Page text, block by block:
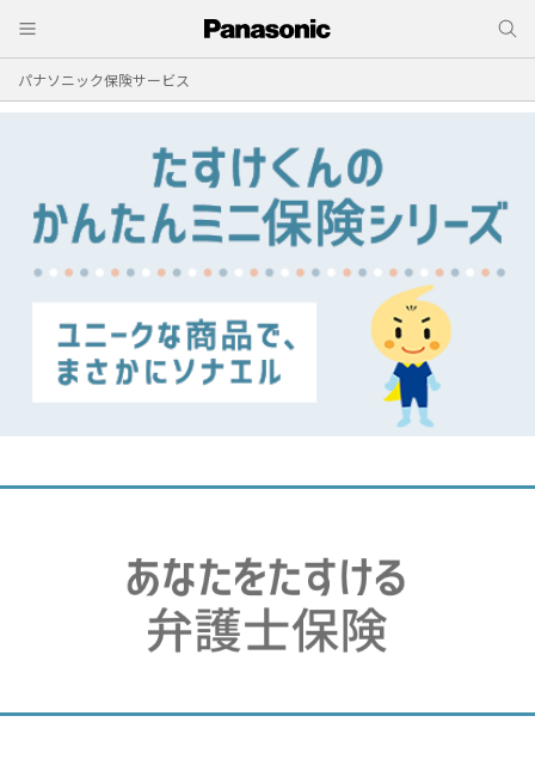
パナソニック保険サービス